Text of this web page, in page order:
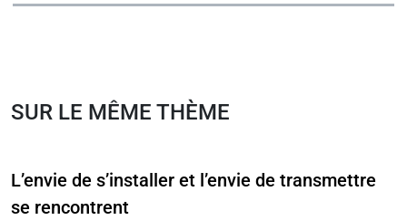
SUR LE MÊME THÈME
L’envie de s’installer et l’envie de transmettre
se rencontrent